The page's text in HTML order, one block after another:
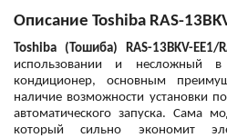
Описание Toshiba RAS-
Toshiba (Тошиба) RAS-13BKV-EE1/
использовании и несложный в
кондиционер, основным
наличие возможности установки
автоматического запуска. Сама
который сильно экономит